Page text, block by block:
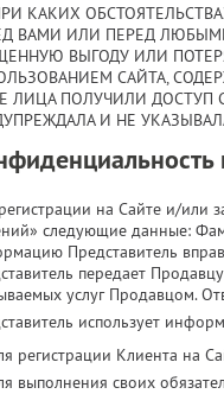
КАКИХ
ВАМИ ИЛИ ПЕРЕД
ВЫГОДУ ИЛИ
САЙТА,
ЛИЦА ПОЛУЧИЛИ ДОСТУП
И НЕ
на Сайте и/или
следующие данные:
Представитель
передает
услуг Продавцом.
использует
регистрации Клиента на
выполнения своих